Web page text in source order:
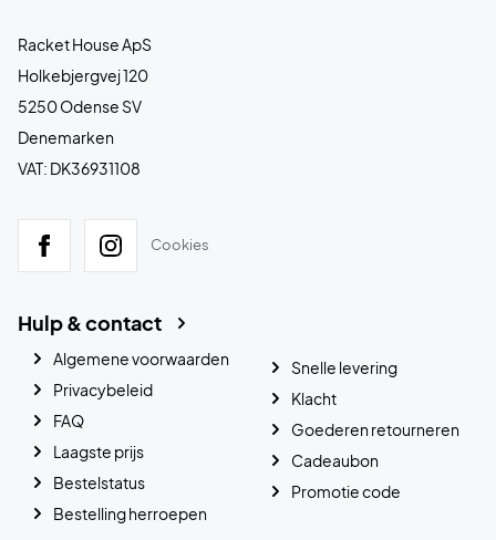
Racket House ApS
Holkebjergvej 120
5250 Odense SV
Denemarken
VAT: DK36931108
Cookies
Hulp & contact
Algemene voorwaarden
Privacybeleid
FAQ
Laagste prijs
Bestelstatus
Bestelling herroepen
Snelle levering
Klacht
Goederen retourneren
Cadeaubon
Promotie code